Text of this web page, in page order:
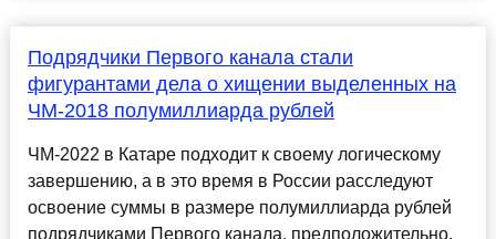
Подрядчики Первого канала стали
фигурантами дела о хищении выделенных на
ЧМ-2018 полумиллиарда рублей
ЧМ-2022 в Катаре подходит к своему логическому
завершению, а в это время в России расследуют
освоение суммы в размере полумиллиарда рублей
подрядчиками Первого канала, предположительно,